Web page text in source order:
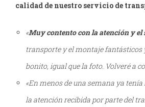
calidad de nuestro servicio de
«Muy contento con la atención y el
transporte y el montaje fantásticos
bonito, igual que la foto. Volveré a
«En menos de una semana ya
la atención recibida por parte del